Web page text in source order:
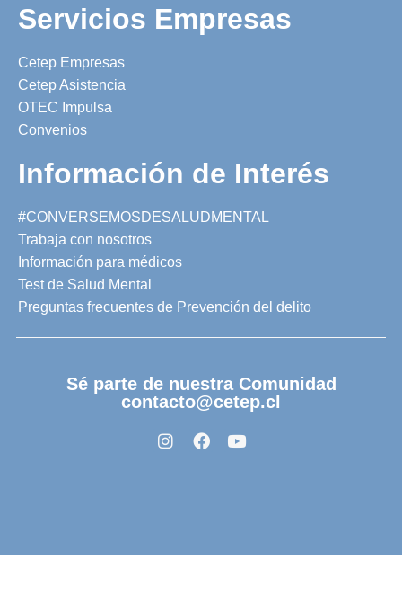
Servicios Empresas
Cetep Empresas
Cetep Asistencia
OTEC Impulsa
Convenios
Información de Interés
#CONVERSEMOSDESALUDMENTAL
Trabaja con nosotros
Información para médicos
Test de Salud Mental
Preguntas frecuentes de Prevención del delito
Sé parte de nuestra Comunidad
contacto@cetep.cl